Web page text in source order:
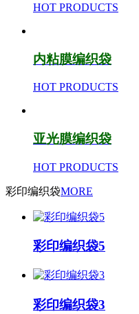
HOT PRODUCTS
内粘膜编织袋
HOT PRODUCTS
亚光膜编织袋
HOT PRODUCTS
彩印编织袋MORE
彩印编织袋5
彩印编织袋3